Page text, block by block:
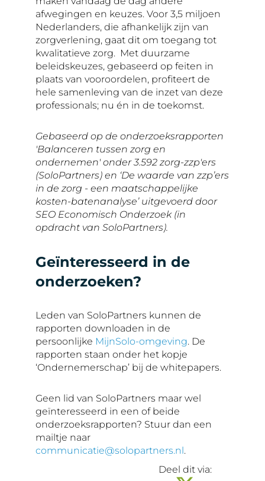
afwegingen en keuzes. Voor 3,5 miljoen
Nederlanders, die afhankelijk zijn van
zorgverlening, gaat dit om toegang tot
kwalitatieve zorg. Met duurzame
beleidskeuzes, gebaseerd op feiten in
plaats van vooroordelen, profiteert de
hele samenleving van de inzet van deze
professionals; nu én in de toekomst.
Gebaseerd op de onderzoeksrapporten
'Balanceren tussen zorg en
ondernemen' onder 3.592 zorg-zzp'ers
(SoloPartners) en ‘De waarde van zzp’ers
in de zorg - een maatschappelijke
kosten-batenanalyse’ uitgevoerd door
SEO Economisch Onderzoek (in
opdracht van SoloPartners).
Geïnteresseerd in de
onderzoeken?
Leden van SoloPartners kunnen de
rapporten downloaden in de
persoonlijke MijnSolo-omgeving. De
rapporten staan onder het kopje
‘Ondernemerschap’ bij de whitepapers.
Geen lid van SoloPartners maar wel
geïnteresseerd in een of beide
onderzoeksrapporten? Stuur dan een
mailtje naar
communicatie@solopartners.nl.
Deel dit via: